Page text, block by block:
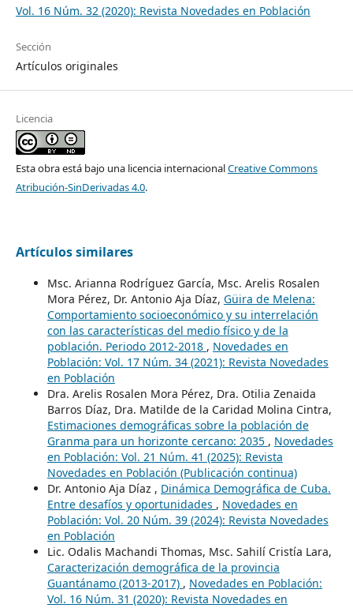
Vol. 16 Núm. 32 (2020): Revista Novedades en Población
Sección
Artículos originales
Licencia
Esta obra está bajo una licencia internacionalCreative Commons
Atribución-SinDerivadas 4.0.
Artículos similares
Msc. Arianna Rodríguez García, Msc. Arelis Rosalen
Mora Pérez, Dr. Antonio Aja Díaz, Güira de Melena:
Comportamiento socioeconómico y su interrelación
con las características del medio físico y de la
población. Periodo 2012-2018 , Novedades en
Población: Vol. 17 Núm. 34 (2021): Revista Novedades
en Población
Dra. Arelis Rosalen Mora Pérez, Dra. Otilia Zenaida
Barros Díaz, Dra. Matilde de la Caridad Molina Cintra,
Estimaciones demográficas sobre la población de
Granma para un horizonte cercano: 2035 , Novedades
en Población: Vol. 21 Núm. 41 (2025): Revista
Novedades en Población (Publicación continua)
Dr. Antonio Aja Díaz , Dinámica Demográfica de Cuba.
Entre desafíos y oportunidades , Novedades en
Población: Vol. 20 Núm. 39 (2024): Revista Novedades
en Población
Lic. Odalis Machandi Thomas, Msc. Sahilí Cristía Lara,
Caracterización demográfica de la provincia
Guantánamo (2013-2017) , Novedades en Población:
Vol. 16 Núm. 31 (2020): Revista Novedades en